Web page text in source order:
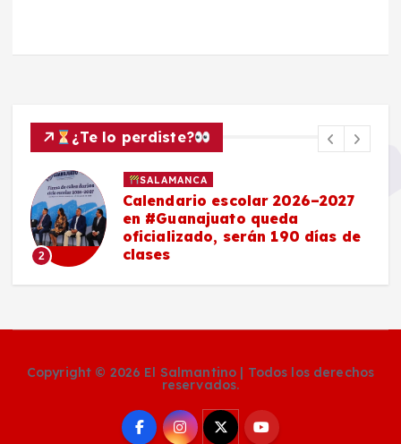
¿Te lo perdiste?
2
SALAMANCA
Calendario escolar 2026–2027
en #Guanajuato queda
oficializado, serán 190 días de
clases
Copyright © 2026 El Salmantino | Todos los derechos
reservados.